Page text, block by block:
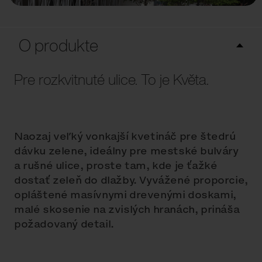
O produkte
Pre rozkvitnuté ulice. To je Květa.
Naozaj veľký vonkajší kvetináč pre štedrú
dávku zelene, ideálny pre mestské bulváry
a rušné ulice, proste tam, kde je ťažké
dostať zeleň do dlažby. Vyvážené proporcie,
opláštené masívnymi drevenými doskami,
malé skosenie na zvislých hranách, prináša
požadovaný detail.